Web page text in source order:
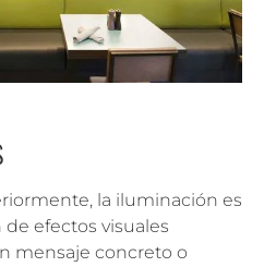
la iluminación es
efectos visuales
mensaje concreto o